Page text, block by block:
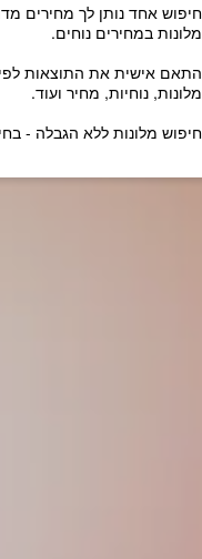
חיפוש אחד נותן לך מחירים
מלונות במחירים נוחים.
התאם אישית את התוצאות
מלונות, נוחיות, מחיר ועוד.
חיפוש מלונות ללא הגבלה -